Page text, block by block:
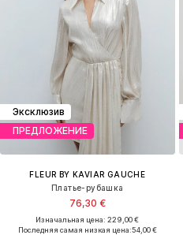
Эксклюзив
ПРЕДЛОЖЕНИЕ
FLEUR BY KAVIAR GAUCHE
Платье-рубашка
76,30 €
Изначальная цена: 229,00 €
Последняя самая низкая цена:54,00 €